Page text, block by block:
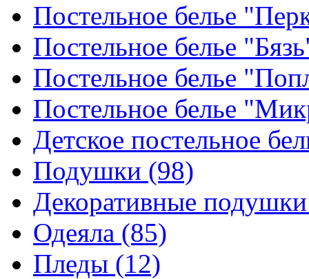
Постельное белье
Постельное белье
Постельное белье
Постельное белье
Детское постельное
Подушки (98)
Декоративные
Одеяла (85)
Пледы (12)